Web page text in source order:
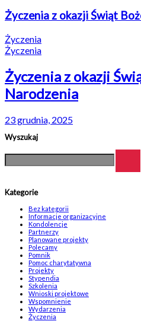
Życzenia z okazji Świąt
Życzenia
Życzenia
Życzenia z okazji
Narodzenia
23 grudnia, 2025
Wyszukaj
Kategorie
Bez kategorii
Informacje organizacyjne
Kondolencje
Partnerzy
Planowane projekty
Polecamy
Pomnik
Pomoc charytatywna
Projekty
Stypendia
Szkolenia
Wnioski projektowe
Wspomnienie
Wydarzenia
Życzenia